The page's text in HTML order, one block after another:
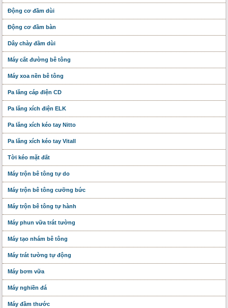
Động cơ đầm dùi
Động cơ đầm bàn
Dây chày đầm dùi
Máy cắt đường bê tông
Máy xoa nền bê tông
Pa lăng cáp điện CD
Pa lăng xích điện ELK
Pa lăng xích kéo tay Nitto
Pa lăng xích kéo tay Vitall
Tời kéo mặt đất
Máy trộn bê tông tự do
Máy trộn bê tông cưỡng bức
Máy trộn bê tông tự hành
Máy phun vữa trát tường
Máy tạo nhám bê tông
Máy trát tường tự động
Máy bơm vữa
Máy nghiền đá
Máy đầm thước